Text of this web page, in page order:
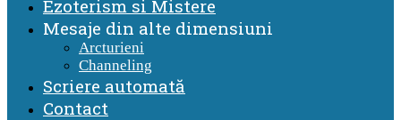
Ezoterism si Mistere
Mesaje din alte dimensiuni
Arcturieni
Channeling
Scriere automată
Contact